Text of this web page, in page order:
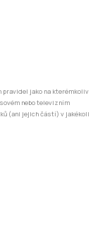
jako na kterémkoliv
nebo televizním
(ani jejich částí) v jakékoli